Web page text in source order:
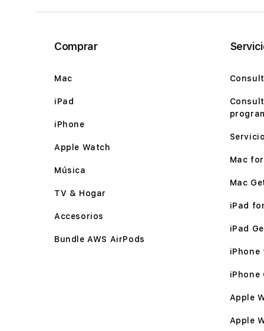
Comprar
Mac
iPad
iPhone
Apple Watch
Música
TV & Hogar
Accesorios
Bundle AWS AirPods
Mac
Mac
iPad
iPad
iPhone
Apple
Apple